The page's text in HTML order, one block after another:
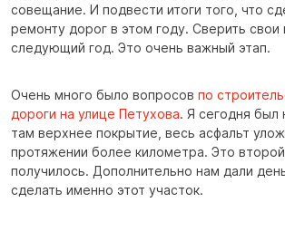
совещание. И подвести итоги того, что
ремонту дорог в этом году. Сверить свои
следующий год. Это очень важный этап.
Очень много было вопросов по
дороги на улице Петухова. Я сегодня был
там верхнее покрытие, весь асфальт
протяжении более километра. Это второй
получилось. Дополнительно нам дали
сделать именно этот участок.